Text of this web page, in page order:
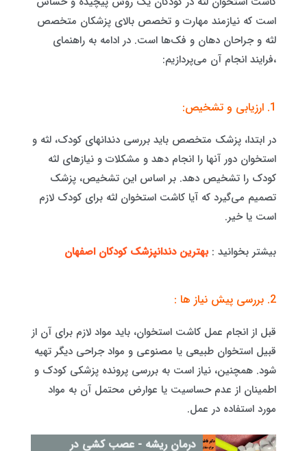
است که نیازمند مهارت و تخصص بالای پزشکان متخصص
لثه و جراحان دهان و فک‌ها است. در ادامه به راهنمای
،فرایند انجام آن می‌پردازیم:
1. ارزیابی و تشخیص:
در ابتدا، پزشک متخصص باید بررسی دندانهای کودک، لثه و
استخوان دور آنها را انجام دهد و مشکلات و نیازهای لثه
کودک را تشخیص دهد. بر اساس این تشخیص، پزشک
تصمیم می‌گیرد که آیا کاشت استخوان لثه برای کودک لازم
است یا خیر.
بیشتر بخوانید : بهترین دندانپزشک کودکان اصفهان
2. بررسی پیش نیاز ها :
قبل از انجام عمل کاشت استخوان، باید مواد لازم برای آن از
قبیل استخوان طبیعی یا مصنوعی و مواد جراحی دیگر تهیه
شود. همچنین، نیاز است به بررسی پرونده پزشکی کودک و
اطمینان از عدم حساسیت یا عوارض محتمل آن به مواد
مورد استفاده در عمل.
درمان ریشه - عصب کشی در